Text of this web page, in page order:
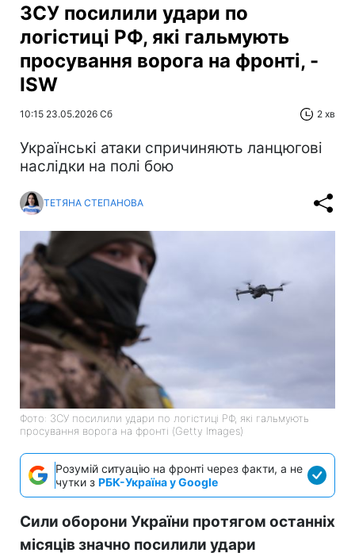
ЗСУ посилили удари по
логістиці РФ, які гальмують
просування ворога на фронті, -
ISW
10:15 23.05.2026 Сб 2 хв
Українські атаки спричиняють ланцюгові
наслідки на полі бою
ТЕТЯНА СТЕПАНОВА
Фото: ЗСУ посилили удари по логістиці РФ, які гальмують
просування ворога на фронті (Getty Images)
Розумій ситуацію на фронті через факти, а не
чутки з РБК-Україна у Google
Сили оборони України протягом останніх
місяців значно посилили удари